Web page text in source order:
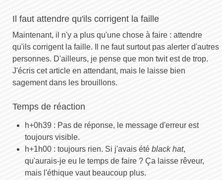
Il faut attendre qu'ils corrigent la faille
Maintenant, il n'y a plus qu'une chose à faire : attendre
qu'ils corrigent la faille. Il ne faut surtout pas alerter d'autres
personnes. D'ailleurs, je pense que mon twit est de trop.
J'écris cet article en attendant, mais le laisse bien
sagement dans les brouillons.
Temps de réaction
h+0h39 : Pas de réponse, le message d'erreur est
toujours visible.
h+1h00 : toujours rien. Si j'avais été black hat,
qu'aurais-je eu le temps de faire ? Ça laisse rêveur,
mais l'éthique vaut beaucoup plus.